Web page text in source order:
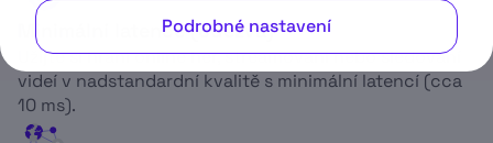
Minimální latence (odezva)
Užijte si hraní online her, streamování nebo sledování
videí v nadstandardní kvalitě s minimální latencí (cca
10 ms).
Podrobné nastavení